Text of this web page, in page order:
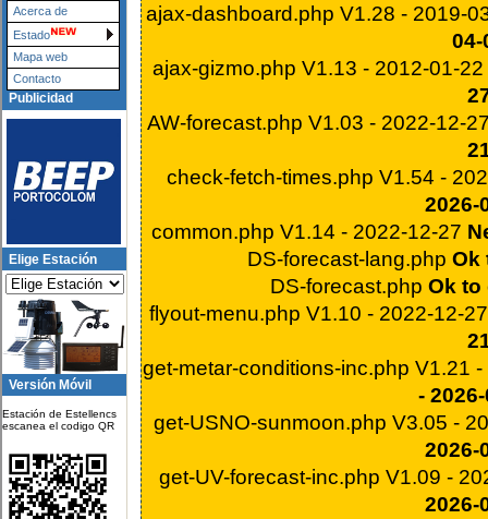
Acerca de
Estado
Mapa web
Contacto
Publicidad
Elige Estación
Versión Móvil
Estación de Estellencs
escanea el codigo QR
ajax-dashboard.php V1.28 - 2019-
04-
ajax-gizmo.php V1.13 - 2012-01-22
AW-forecast.php V1.03 - 2022-12-
check-fetch-times.php V1.54 -
2026-
common.php V1.14 - 2022-12-27
DS-forecast-lang.php Ok
DS-forecast.php Ok to
flyout-menu.php V1.10 - 2022-12-
get-metar-conditions-inc.php V1.21
-
get-USNO-sunmoon.php V3.05 -
2026-
get-UV-forecast-inc.php V1.09 -
2026-